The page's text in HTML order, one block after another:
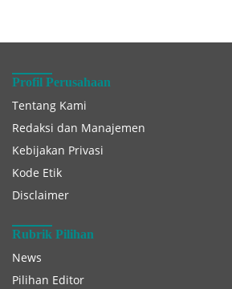
Profil Perusahaan
Tentang Kami
Redaksi dan Manajemen
Kebijakan Privasi
Kode Etik
Disclaimer
Rubrik Pilihan
News
Pilihan Editor